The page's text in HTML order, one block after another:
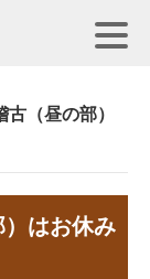
（昼の部）
はお休み